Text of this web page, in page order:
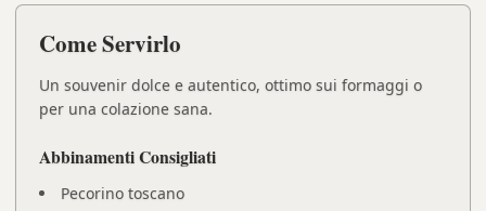
Come Servirlo
Un souvenir dolce e autentico, ottimo sui formaggi o
per una colazione sana.
Abbinamenti Consigliati
Pecorino toscano